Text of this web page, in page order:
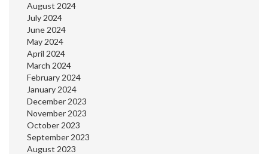
August 2024
July 2024
June 2024
May 2024
April 2024
March 2024
February 2024
January 2024
December 2023
November 2023
October 2023
September 2023
August 2023